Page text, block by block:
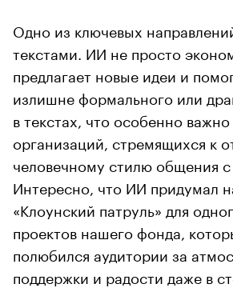
Одно из ключевых
текстами. ИИ не просто
предлагает новые идеи и
излишне формального или
в текстах, что особенно важно
организаций, стремящихся к
человечному стилю общения с
Интересно, что ИИ придумал
«Клоунский патруль» для
проектов нашего фонда,
полюбился аудитории за
поддержки и радости даже в